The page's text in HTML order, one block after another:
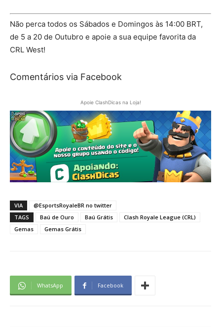
Não perca todos os Sábados e Domingos às 14:00 BRT,
de 5 a 20 de Outubro e apoie a sua equipe favorita da
CRL West!
Comentários via Facebook
Apoie ClashDicas na Loja!
VIA
@EsportsRoyaleBR no twitter
TAGS
Baú de Ouro Baú Grátis
Clash Royale League (CRL)
Gemas
Gemas Grátis
WhatsApp Facebook